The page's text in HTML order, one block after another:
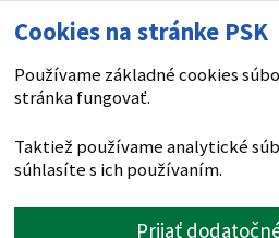
Cookies na stránke PSK
Používame základné cookies
stránka fungovať.
Taktiež používame analytické
súhlasíte s ich používaním.
Prijať